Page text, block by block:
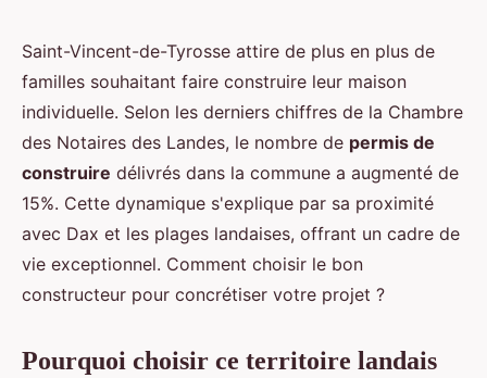
Votre constructeur de maisons à
Saint-Vincent-de-Tyrosse
Sarah•30 janvier 2026•8 min de lecture
Saint-Vincent-de-Tyrosse attire de plus en plus de
familles souhaitant faire construire leur maison
individuelle. Selon les derniers chiffres de la Chambre
des Notaires des Landes, le nombre de permis de
construire délivrés dans la commune a augmenté de
15%. Cette dynamique s'explique par sa proximité
avec Dax et les plages landaises, offrant un cadre de
vie exceptionnel. Comment choisir le bon
constructeur pour concrétiser votre projet ?
Pourquoi choisir ce territoire landais